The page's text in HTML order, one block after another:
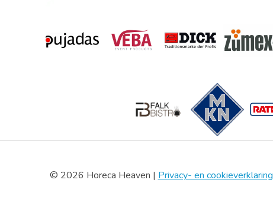
© 2026 Horeca Heaven | Privacy- en cookieverklaring